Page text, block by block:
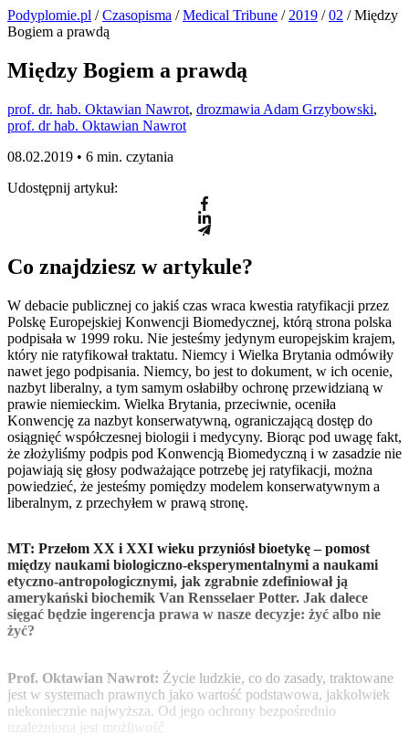
Podyplomie.pl /Czasopisma /Medical Tribune / 2019 /02 / Między
Bogiem a prawdą
Między Bogiem a prawdą
prof. dr. hab. Oktawian Nawrot, drozmawia Adam Grzybowski,
prof. dr hab. Oktawian Nawrot
08.02.2019 • 6 min. czytania
Udostępnij artykuł:
Co znajdziesz w artykule?
W debacie publicznej co jakiś czas wraca kwestia ratyfikacji przez
Polskę Europejskiej Konwencji Biomedycznej, którą strona polska
podpisała w 1999 roku. Nie jesteśmy jedynym europejskim krajem,
który nie ratyfikował traktatu. Niemcy i Wielka Brytania odmówiły
nawet jego podpisania. Niemcy, bo jest to dokument, w ich ocenie,
nazbyt liberalny, a tym samym osłabiłby ochronę przewidzianą w
prawie niemieckim. Wielka Brytania, przeciwnie, oceniła
Konwencję za nazbyt konserwatywną, ograniczającą dostęp do
osiągnięć współczesnej biologii i medycyny. Biorąc pod uwagę fakt,
że złożyliśmy podpis pod Konwencją Biomedyczną i w zasadzie nie
pojawiają się głosy podważające potrzebę jej ratyfikacji, można
powiedzieć, że jesteśmy pomiędzy modelem konserwatywnym a
liberalnym, z przechyłem w prawą stronę.
MT: Przełom XX i XXI wieku przyniósł bioetykę – pomost
między naukami biologiczno-eksperymentalnymi a naukami
etyczno-antropologicznymi, jak zgrabnie zdefiniował ją
amerykański biochemik Van Rensselaer Potter. Jak dalece
sięgać będzie ingerencja prawa w nasze decyzje: żyć albo nie
żyć?
Prof. Oktawian Nawrot: Życie ludzkie, co do zasady, traktowane
jest w systemach prawnych jako wartość podstawowa, jakkolwiek
niekoniecznie najwyższa. Od jego ochrony bezpośrednio
uzależniona jest możliwość